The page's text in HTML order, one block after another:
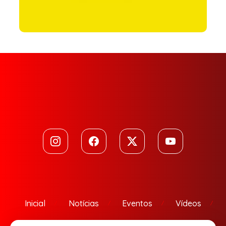
Inicial Notícias Eventos Vídeos